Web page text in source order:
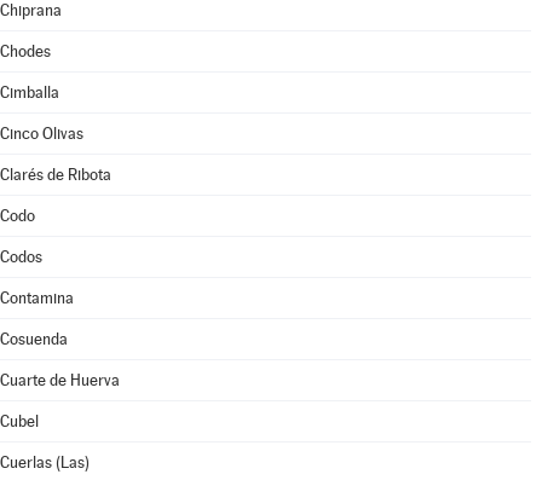
Chiprana
Chodes
Cimballa
Cinco Olivas
Clarés de Ribota
Codo
Codos
Contamina
Cosuenda
Cuarte de Huerva
Cubel
Cuerlas (Las)